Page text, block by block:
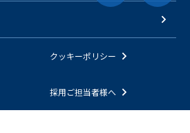
クッキーポリシー
採用ご担当者様へ